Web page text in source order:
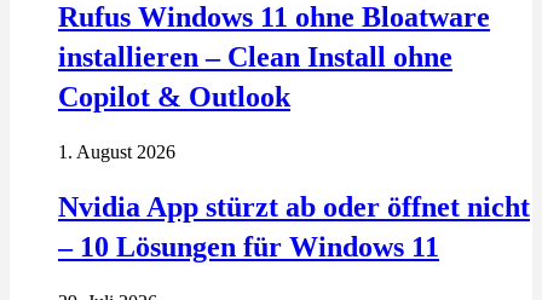
Rufus Windows 11 ohne Bloatware
installieren – Clean Install ohne
Copilot & Outlook
1. August 2026
Nvidia App stürzt ab oder öffnet nicht
– 10 Lösungen für Windows 11